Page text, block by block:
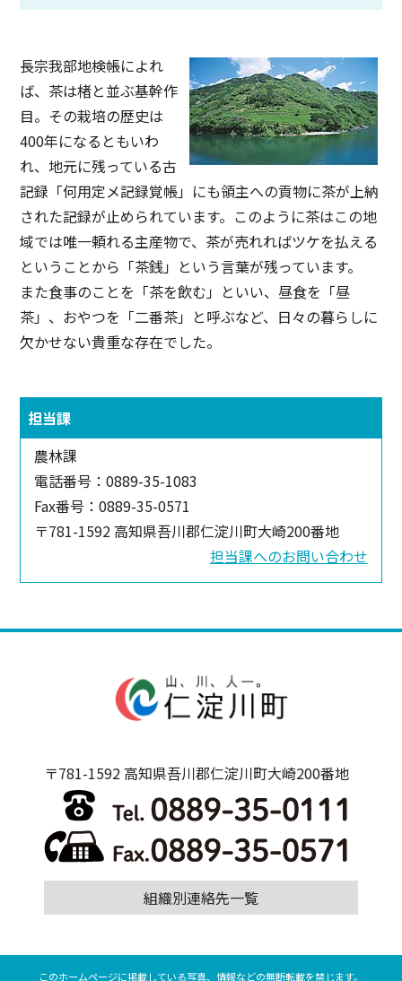
長宗我部地検帳によれ
ば、茶は楮と並ぶ基幹作
目。その栽培の歴史は
400年になるともいわ
れ、地元に残っている古
記録「何用定メ記録覚帳」にも領主への貢物に茶が上納
された記録が止められています。このように茶はこの地
域では唯一頼れる主産物で、茶が売れればツケを払える
ということから「茶銭」という言葉が残っています。
また食事のことを「茶を飲む」といい、昼食を「昼
茶」、おやつを「二番茶」と呼ぶなど、日々の暮らしに
欠かせない貴重な存在でした。
担当課
農林課
電話番号：0889-35-1083
Fax番号：0889-35-0571
〒781-1592 高知県吾川郡仁淀川町大崎200番地
担当課へのお問い合わせ
〒781-1592 高知県吾川郡仁淀川町大崎200番地
組織別連絡先一覧
このホームページに掲載している写真、情報などの無断転載を禁じます。